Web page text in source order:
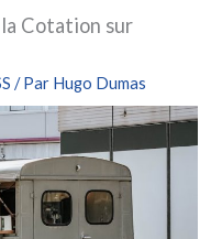
Cotation sur
/ Par Hugo Dumas